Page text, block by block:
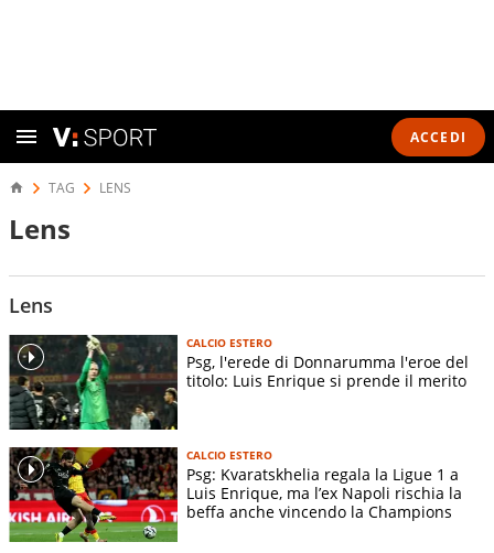
ACCEDI
TAG LENS
Lens
Lens
CALCIO ESTERO
Psg, l'erede di Donnarumma l'eroe del
titolo: Luis Enrique si prende il merito
CALCIO ESTERO
Psg: Kvaratskhelia regala la Ligue 1 a
Luis Enrique, ma l’ex Napoli rischia la
beffa anche vincendo la Champions